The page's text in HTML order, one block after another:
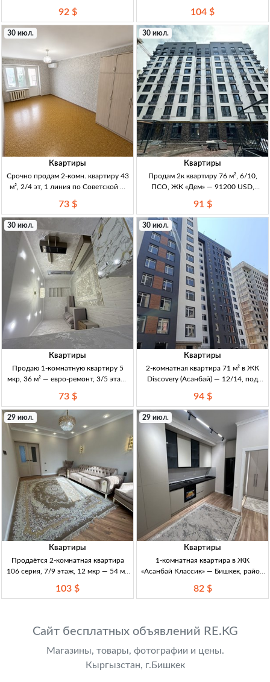
й блок, ПСО, дом сдан, центр.
отопл., р-н Техно Парк
92 $
Асанбай. ЖК «Нурзаман City»
(бизнес-класс). ДДУ. Полностью
мебл., 2 лифта, больш
104 $
30 июл.
Квартиры
Срочно продам 2-комн. квартиру 43
м², 2/4 эт, 1 линия по Советской —
Советская (Скрябина/Советская),
кирпичный дом, не угл., техпаспорт
на руках
73 $
30 июл.
Квартиры
Продам 2к квартиру 76 м², 6/10,
ПСО, ЖК «Дем» — 91200 USD,
под самоотделку), кирпич, сквозн.
плн Север–Юг, НЕ угл., раздельный
санузе
91 $
30 июл.
Квартиры
Продаю 1-комнатную квартиру 5
мкр, 36 м² — евро-ремонт, 3/5 этаж,
3/5эт, кирпичный дом, 1969г, евро-
ремонт, мебель, «заходи и живи»,
отличн. расположение,
73 $
30 июл.
Квартиры
2-комнатная квартира 71 м² в ЖК
Discovery (Асанбай) — 12/14, под
Discovery, СК Элит Хаус, ПСО, новый
дом, перспект. район, транспортная
до
94 $
29 июл.
Квартиры
Продаётся 2-комнатная квартира
106 серия, 7/9 этаж, 12 мкр — 54 м²,
106серия, 7/9эт, евроремонт,
103 $
29 июл.
Квартиры
1-комнатная квартира в ЖК
«Асанбай Классик» — Бишкек, район
ЖК «Асанбай Классик». 12-эт дом,
82 $
Сайт бесплатных объявлений RE.KG
Магазины, товары, фотографии и цены.
Кыргызстан, г.Бишкек